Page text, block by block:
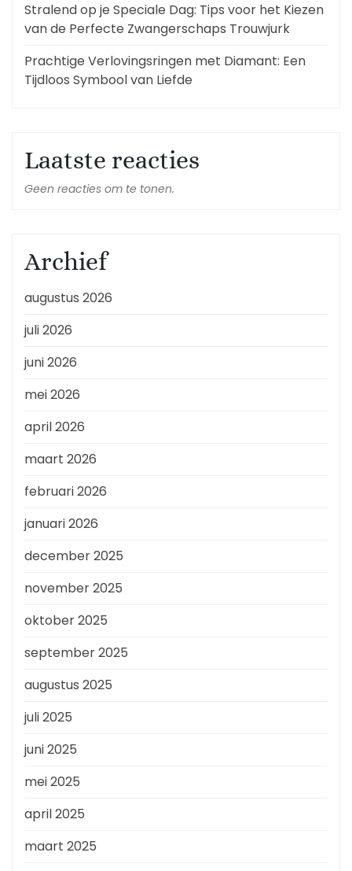
Stralend op je Speciale Dag: Tips voor het Kiezen
van de Perfecte Zwangerschaps Trouwjurk
Prachtige Verlovingsringen met Diamant: Een
Tijdloos Symbool van Liefde
Laatste reacties
Geen reacties om te tonen.
Archief
augustus 2026
juli 2026
juni 2026
mei 2026
april 2026
maart 2026
februari 2026
januari 2026
december 2025
november 2025
oktober 2025
september 2025
augustus 2025
juli 2025
juni 2025
mei 2025
april 2025
maart 2025